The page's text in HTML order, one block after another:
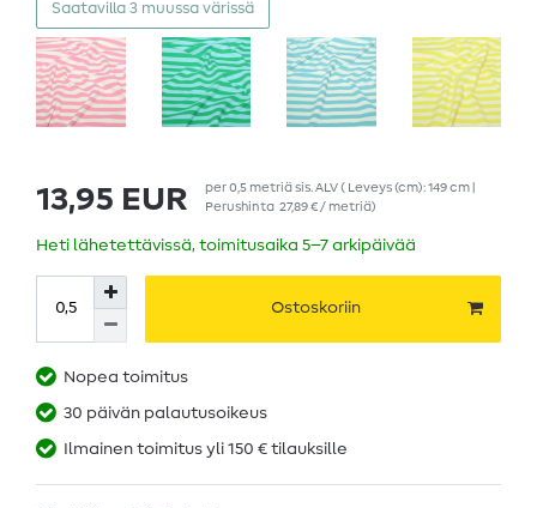
Saatavilla 3 muussa värissä
13,95 EUR per0,5 metriäsis. ALV( Leveys (cm): 149 cm |
Perushinta 27,89 € / metriä)
Heti lähetettävissä, toimitusaika 5–7 arkipäivää
Ostoskoriin
Nopea toimitus
30 päivän palautusoikeus
Ilmainen toimitus yli 150 € tilauksille